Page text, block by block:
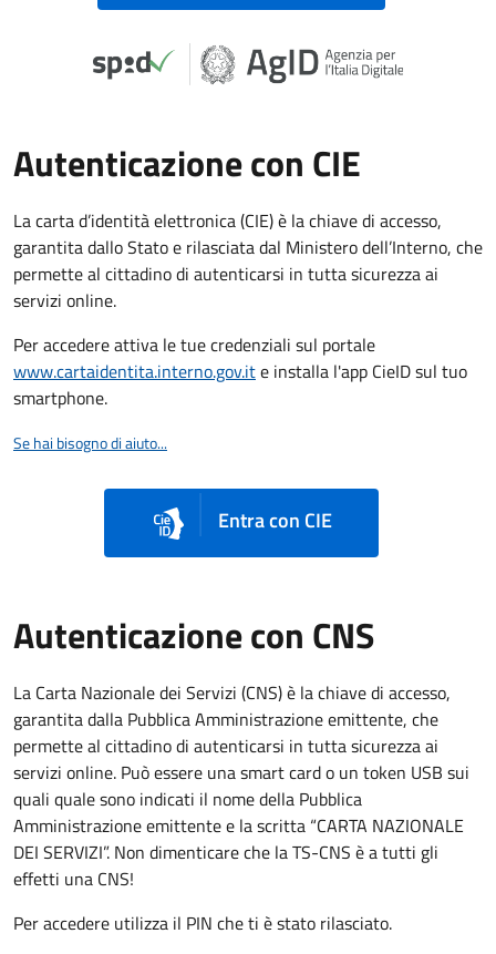
Autenticazione con CIE
La carta d’identità elettronica (CIE) è la chiave di accesso,
garantita dallo Stato e rilasciata dal Ministero dell’Interno, che
permette al cittadino di autenticarsi in tutta sicurezza ai
servizi online.
Per accedere attiva le tue credenziali sul portale
www.cartaidentita.interno.gov.ite installa l'app CieID sul tuo
smartphone.
Se hai bisogno di aiuto...
Entra con CIE
Autenticazione con CNS
La Carta Nazionale dei Servizi (CNS) è la chiave di accesso,
garantita dalla Pubblica Amministrazione emittente, che
permette al cittadino di autenticarsi in tutta sicurezza ai
servizi online. Può essere una smart card o un token USB sui
quali quale sono indicati il nome della Pubblica
Amministrazione emittente e la scritta “CARTA NAZIONALE
DEI SERVIZI”. Non dimenticare che la TS-CNS è a tutti gli
effetti una CNS!
Per accedere utilizza il PIN che ti è stato rilasciato.